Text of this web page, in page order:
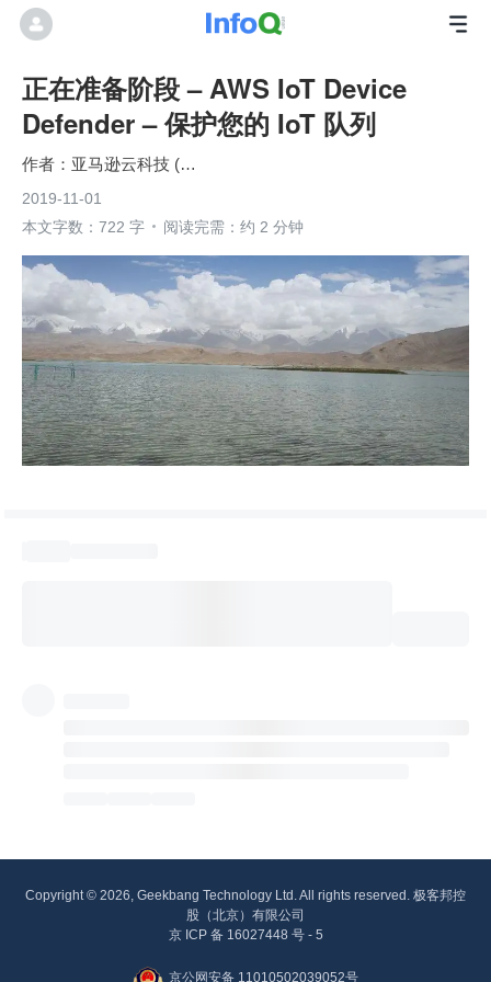
正在准备阶段 – AWS IoT Device
Defender – 保护您的 IoT 队列
亚马逊云科技 (Amazon Web Services）
2019-11-01
本文字数：722 字
阅读完需：约 2 分钟
Copyright © 2026, Geekbang Technology Ltd. All rights reserved. 极客邦控
股（北京）有限公司
京 ICP 备 16027448 号 - 5
京公网安备 11010502039052号